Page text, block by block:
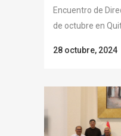
Encuentro de
de octubre en
28 octubre, 2024